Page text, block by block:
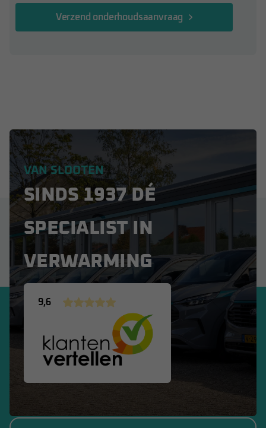
Verzend onderhoudsaanvraag
VAN SLOOTEN
SINDS 1937 DÉ
SPECIALIST IN
VERWARMING
9,6